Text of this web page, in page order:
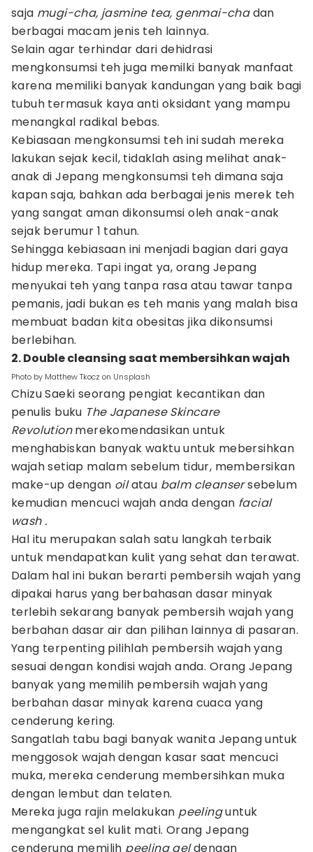
saja mugi-cha, jasmine tea, genmai-chadan
berbagai macam jenis teh lainnya.
Selain agar terhindar dari dehidrasi
mengkonsumsi teh juga memilki banyak manfaat
karena memiliki banyak kandungan yang baik bagi
tubuh termasuk kaya anti oksidant yang mampu
menangkal radikal bebas.
Kebiasaan mengkonsumsi teh ini sudah mereka
lakukan sejak kecil, tidaklah asing melihat anak-
anak di Jepang mengkonsumsi teh dimana saja
kapan saja, bahkan ada berbagai jenis merek teh
yang sangat aman dikonsumsi oleh anak-anak
sejak berumur 1 tahun.
Sehingga kebiasaan ini menjadi bagian dari gaya
hidup mereka. Tapi ingat ya, orang Jepang
menyukai teh yang tanpa rasa atau tawar tanpa
pemanis, jadi bukan es teh manis yang malah bisa
membuat badan kita obesitas jika dikonsumsi
berlebihan.
2. Double cleansing saat membersihkan wajah
Photo by Matthew Tkocz on Unsplash
Chizu Saeki seorang pengiat kecantikan dan
penulis buku The Japanese Skincare
Revolutionmerekomendasikan untuk
menghabiskan banyak waktu untuk mebersihkan
wajah setiap malam sebelum tidur, membersikan
make-up dengan oilatau balm cleansersebelum
kemudian mencuci wajah anda dengan facial
wash .
Hal itu merupakan salah satu langkah terbaik
untuk mendapatkan kulit yang sehat dan terawat.
Dalam hal ini bukan berarti pembersih wajah yang
dipakai harus yang berbahasan dasar minyak
terlebih sekarang banyak pembersih wajah yang
berbahan dasar air dan pilihan lainnya di pasaran.
Yang terpenting pilihlah pembersih wajah yang
sesuai dengan kondisi wajah anda. Orang Jepang
banyak yang memilih pembersih wajah yang
berbahan dasar minyak karena cuaca yang
cenderung kering.
Sangatlah tabu bagi banyak wanita Jepang untuk
menggosok wajah dengan kasar saat mencuci
muka, mereka cenderung membersihkan muka
dengan lembut dan telaten.
Mereka juga rajin melakukan peelinguntuk
mengangkat sel kulit mati. Orang Jepang
cenderung memilih peeling geldengan